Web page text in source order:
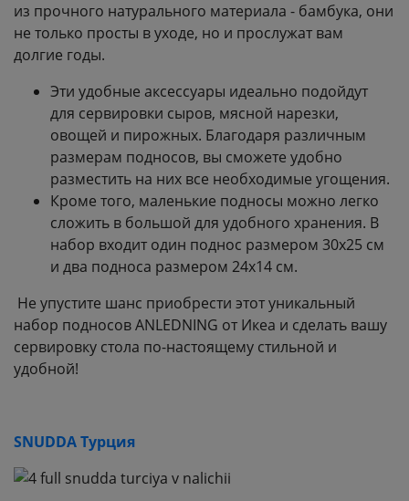
из прочного натурального материала - бамбука, они
не только просты в уходе, но и прослужат вам
долгие годы.
Эти удобные аксессуары идеально подойдут
для сервировки сыров, мясной нарезки,
овощей и пирожных. Благодаря различным
размерам подносов, вы сможете удобно
разместить на них все необходимые угощения.
Кроме того, маленькие подносы можно легко
сложить в большой для удобного хранения. В
набор входит один поднос размером 30x25 см
и два подноса размером 24x14 см.
Не упустите шанс приобрести этот уникальный
набор подносов ANLEDNING от Икеа и сделать вашу
сервировку стола по-настоящему стильной и
удобной!
SNUDDA Турция